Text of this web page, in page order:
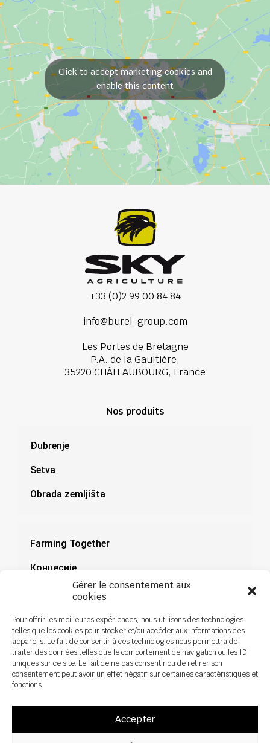
Gérer le consentement aux
cookies
Pour offrir les meilleures expériences, nous utilisons des technologies
telles que les cookies pour stocker et/ou accéder aux informations des
appareils. Le fait de consentir à ces technologies nous permettra de
traiter des données telles que le comportement de navigation ou les ID
uniques sur ce site. Le fait de ne pas consentir ou de retirer son
consentement peut avoir un effet négatif sur certaines caractéristiques et
fonctions.
Accepter
Click to accept marketing cookies and
enable this content
+33 (0)2 99 00 84 84
info@burel-group.com
Les Portes de Bretagne
P.A. de la Gaultière,
35220 CHÂTEAUBOURG, France
Nos produits
Đubrenje
Setva
Obrada zemljišta
Farming Together
Концесије
Документација
Novosti